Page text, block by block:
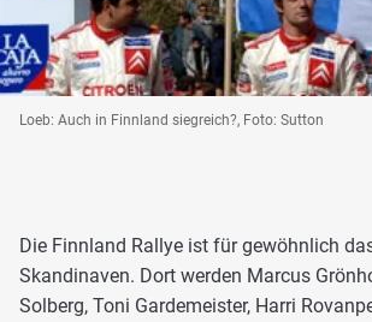
Loeb: Auch in Finnland siegreich?, Foto: Sutton
Die Finnland Rallye ist für gewöhnlich
Skandinaven. Dort werden Marcus
Solberg, Toni Gardemeister, Harri